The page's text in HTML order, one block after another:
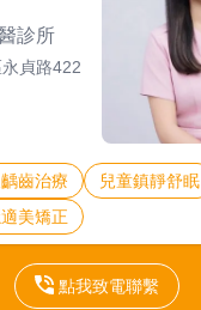
診所
貞路422
齒治療
兒童鎮靜舒眠
美矯正
點我致電聯繫